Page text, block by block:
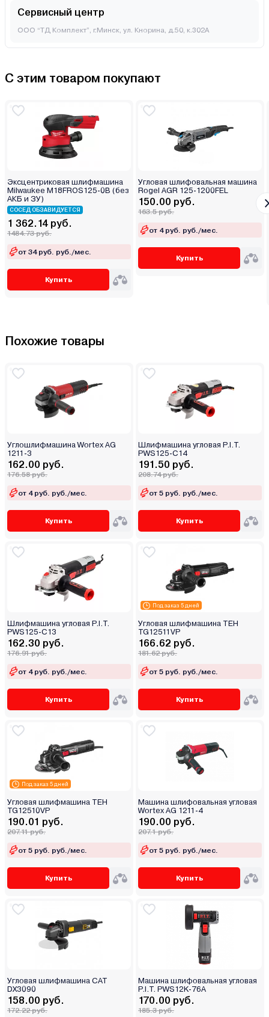
Сервисный центр
ООО “ТД Комплект”, г.Минск, ул. Кнорина, д.50, к.302А
С этим товаром покупают
Эксцентриковая шлифмашина
Milwaukee M18FROS125-0B (без
АКБ и ЗУ)
СОСЕД ОБЗАВИДУЕТСЯ
1 362.14 руб.
1484.73 руб.
от 34 руб. руб./мес.
Купить
Угловая шлифовальная машина
Rogel AGR 125-1200FEL
150.00 руб.
163.5 руб.
от 4 руб. руб./мес.
Купить
Похожие товары
Углошлифмашина Wortex AG
1211-3
162.00 руб.
176.58 руб.
от 4 руб. руб./мес.
Купить
Шлифмашина угловая P.I.T.
PWS125-C14
191.50 руб.
208.74 руб.
от 5 руб. руб./мес.
Купить
Шлифмашина угловая P.I.T.
PWS125-C13
162.30 руб.
176.91 руб.
от 4 руб. руб./мес.
Купить
Под заказ 5 дней
Угловая шлифмашина TEH
TG12511VP
166.62 руб.
181.62 руб.
от 5 руб. руб./мес.
Купить
Под заказ 5 дней
Угловая шлифмашина TEH
TG12510VP
190.01 руб.
207.11 руб.
от 5 руб. руб./мес.
Купить
Машина шлифовальная угловая
Wortex AG 1211-4
190.00 руб.
207.1 руб.
от 5 руб. руб./мес.
Купить
Угловая шлифмашина CAT
DX3090
158.00 руб.
172.22 руб.
Машина шлифовальная угловая
P.I.T. PWS12K-76A
170.00 руб.
185.3 руб.